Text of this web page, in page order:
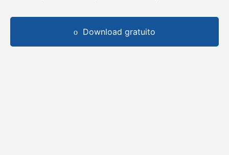
Download gratuito